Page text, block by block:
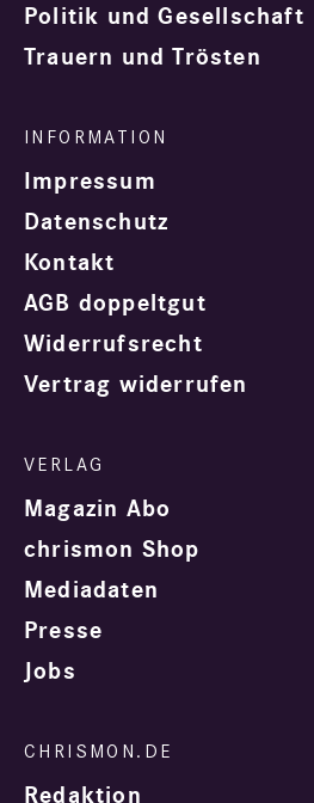
Politik und Gesellschaft
Trauern und Trösten
Impressum
Datenschutz
Kontakt
AGB doppeltgut
Widerrufsrecht
Vertrag widerrufen
Magazin Abo
chrismon Shop
Mediadaten
Presse
Jobs
Redaktion